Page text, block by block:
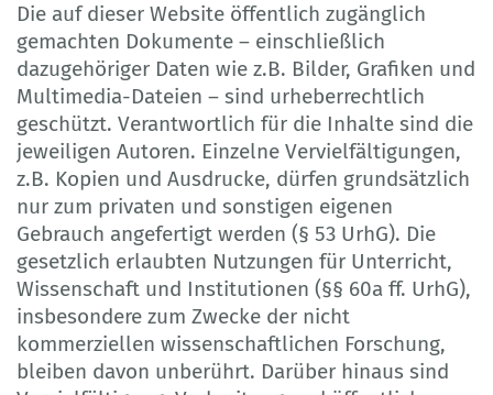
Die auf dieser Website öffentlich zugänglich
gemachten Dokumente – einschließlich
dazugehöriger Daten wie z.B. Bilder, Grafiken und
Multimedia-Dateien – sind urheberrechtlich
geschützt. Verantwortlich für die Inhalte sind die
jeweiligen Autoren. Einzelne Vervielfältigungen,
z.B. Kopien und Ausdrucke, dürfen grundsätzlich
nur zum privaten und sonstigen eigenen
Gebrauch angefertigt werden (§ 53 UrhG). Die
gesetzlich erlaubten Nutzungen für Unterricht,
Wissenschaft und Institutionen (§§ 60a ff. UrhG),
insbesondere zum Zwecke der nicht
kommerziellen wissenschaftlichen Forschung,
bleiben davon unberührt. Darüber hinaus sind